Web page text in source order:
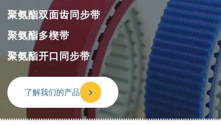
聚氨酯双面齿同步带
聚氨酯多楔带
聚氨酯开口同步带
了解我们的产品